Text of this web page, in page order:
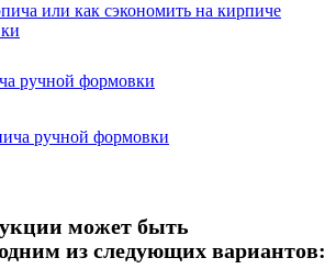
или как сэкономить на кирпиче
ручной формовки
может быть
из следующих вариантов: